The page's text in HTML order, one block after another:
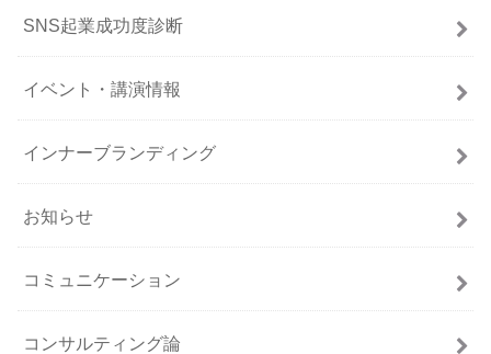
SNS起業成功度診断
イベント・講演情報
インナーブランディング
お知らせ
コミュニケーション
コンサルティング論